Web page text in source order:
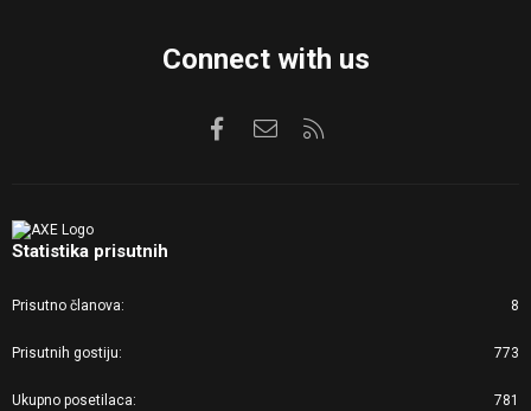
Connect with us
FacebookKontaktirajte nas
Statistika prisutnih
Prisutno članova 8
Prisutnih gostiju 773
Ukupno posetilaca 781